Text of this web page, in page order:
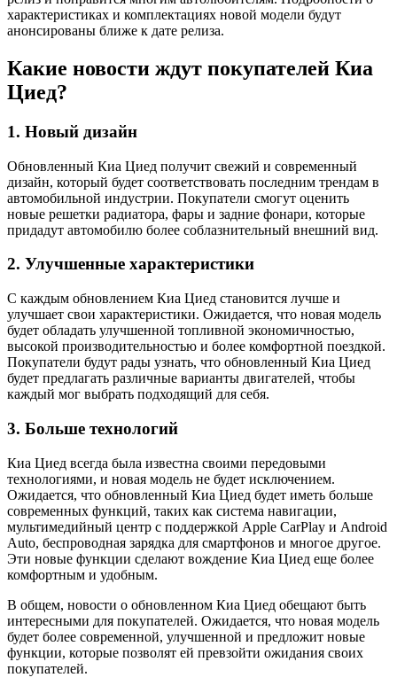
характеристиках и комплектациях новой модели будут
анонсированы ближе к дате релиза.
Какие новости ждут покупателей Киа
Циед?
1. Новый дизайн
Обновленный Киа Циед получит свежий и современный
дизайн, который будет соответствовать последним трендам в
автомобильной индустрии. Покупатели смогут оценить
новые решетки радиатора, фары и задние фонари, которые
придадут автомобилю более соблазнительный внешний вид.
2. Улучшенные характеристики
С каждым обновлением Киа Циед становится лучше и
улучшает свои характеристики. Ожидается, что новая модель
будет обладать улучшенной топливной экономичностью,
высокой производительностью и более комфортной поездкой.
Покупатели будут рады узнать, что обновленный Киа Циед
будет предлагать различные варианты двигателей, чтобы
каждый мог выбрать подходящий для себя.
3. Больше технологий
Киа Циед всегда была известна своими передовыми
технологиями, и новая модель не будет исключением.
Ожидается, что обновленный Киа Циед будет иметь больше
современных функций, таких как система навигации,
мультимедийный центр с поддержкой Apple CarPlay и Android
Auto, беспроводная зарядка для смартфонов и многое другое.
Эти новые функции сделают вождение Киа Циед еще более
комфортным и удобным.
В общем, новости о обновленном Киа Циед обещают быть
интересными для покупателей. Ожидается, что новая модель
будет более современной, улучшенной и предложит новые
функции, которые позволят ей превзойти ожидания своих
покупателей.